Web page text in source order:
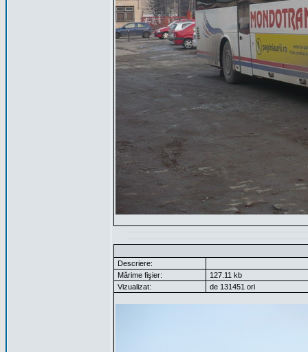
Descriere:
Mărime fişier:
127.11 kb
Vizualizat:
de 131451 ori